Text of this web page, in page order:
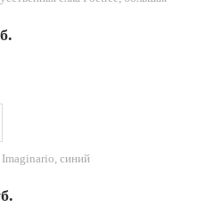
синий